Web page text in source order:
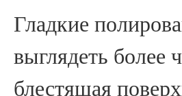
Гладкие
выглядеть более
блестящая